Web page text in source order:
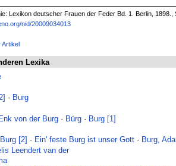
Lexikon deutscher Frauen der Feder Bd. 1. Berlin, 1898.,
nid/20009034013
Lexika
· Burg
von der Burg · Bürg · Burg [1]
Burg [2] · Ein' feste Burg ist unser Gott · Burg,
Leendert van der